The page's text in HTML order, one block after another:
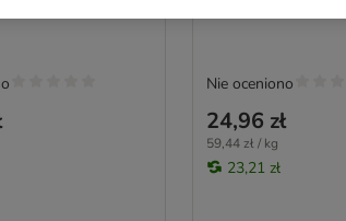
24,96 zł
59,44 zł / kg
23,21 zł
Nie oceniono